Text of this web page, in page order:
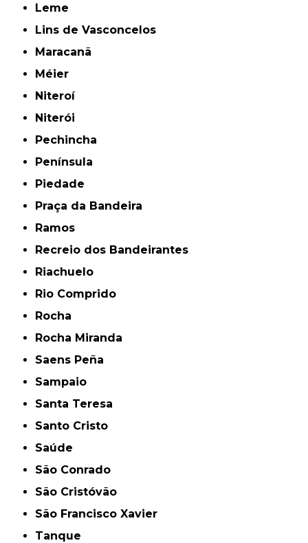
Leme
Lins de Vasconcelos
Maracanã
Méier
Niteroí
Niterói
Pechincha
Península
Piedade
Praça da Bandeira
Ramos
Recreio dos Bandeirantes
Riachuelo
Rio Comprido
Rocha
Rocha Miranda
Saens Peña
Sampaio
Santa Teresa
Santo Cristo
Saúde
São Conrado
São Cristóvão
São Francisco Xavier
Tanque